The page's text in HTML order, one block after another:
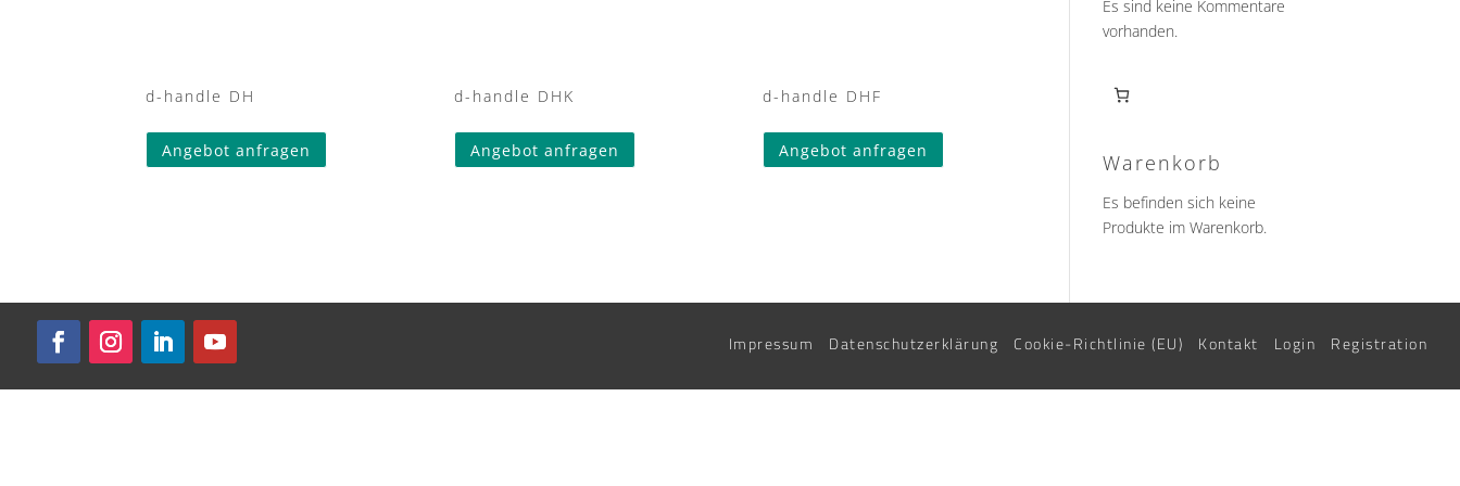
d-handle DH
Angebot anfragen
d-handle DHK
Angebot anfragen
d-handle DHF
Angebot anfragen
Es sind keine Kommentare
vorhanden.
Warenkorb
Es befinden sich keine
Produkte im Warenkorb.
Impressum Datenschutzerklärung Cookie-Richtlinie (EU) Kontakt Login Registration